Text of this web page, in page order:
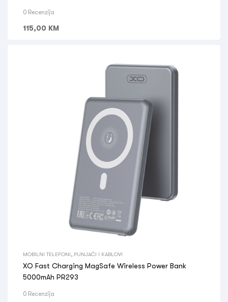
0 Recenzija
115,00 KM
MOBILNI TELEFONI PUNJAČI I KABLOVI
XO Fast Charging MagSafe Wireless Power Bank
5000mAh PR293
0 Recenzija